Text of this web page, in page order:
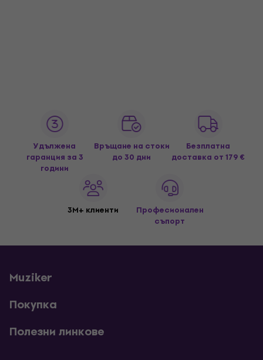
Удължена
гаранция за 3
години
Връщане на стоки
до 30 дни
Безплатна
доставка от 179 €
3M+ клиенти
Професионален
съпорт
Muziker
Покупка
Полезни линкове